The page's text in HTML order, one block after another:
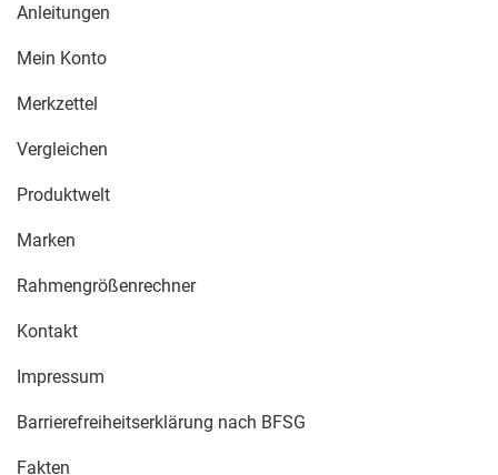
Anleitungen
Mein Konto
Merkzettel
Vergleichen
Produktwelt
Marken
Rahmengrößenrechner
Kontakt
Impressum
Barrierefreiheitserklärung nach BFSG
Fakten